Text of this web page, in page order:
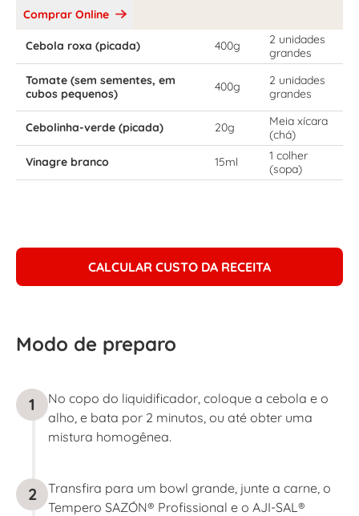
Comprar Online
Cebola roxa (picada) 400g
2 unidades
grandes
Tomate (sem sementes, em
cubos pequenos)
400g
2 unidades
grandes
Cebolinha-verde (picada) 20g
Meia xícara
(chá)
Vinagre branco
15ml
1 colher
(sopa)
CALCULAR CUSTO DA RECEITA
Modo de preparo
1
No copo do liquidificador, coloque a cebola e o
alho, e bata por 2 minutos, ou até obter uma
mistura homogênea.
2
Transfira para um bowl grande, junte a carne, o
Tempero SAZÓN® Profissional e o AJI-SAL®